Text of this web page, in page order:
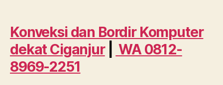
dekat
Ciganjur
WA
Konveksi dan Bordir Komputer
dekat Ciganjur|
WA 0812-
8969-2251